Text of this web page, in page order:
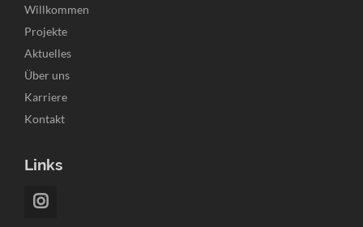
Navigation
überspringen
Willkommen
Projekte
Aktuelles
Über uns
Karriere
Kontakt
Links